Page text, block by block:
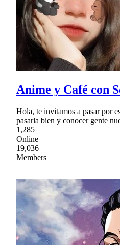
Anime y Café con
Hola, te invitamos a pasar por
pasarla bien y conocer gente
1,285
Online
19,036
Members